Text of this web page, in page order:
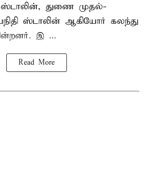
, துணை முதல்-
ஸ்டாலின் ஆகியோர் கலந்து
இ ...
Read More